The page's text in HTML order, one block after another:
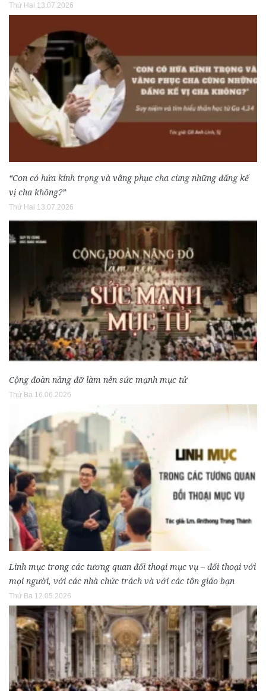
Thứ Hai 13.07.2026
“Con có hứa kính trọng và vâng phục cha cùng những đấng kế
vị cha không?”
Thứ Hai 13.07.2026
Cộng đoàn nâng đỡ làm nên sức mạnh mục tử
Thứ Ba 16.06.2026
Linh mục trong các tương quan đối thoại mục vụ – đối thoại với
mọi người, với các nhà chức trách và với các tôn giáo bạn
Thứ Ba 12.05.2026